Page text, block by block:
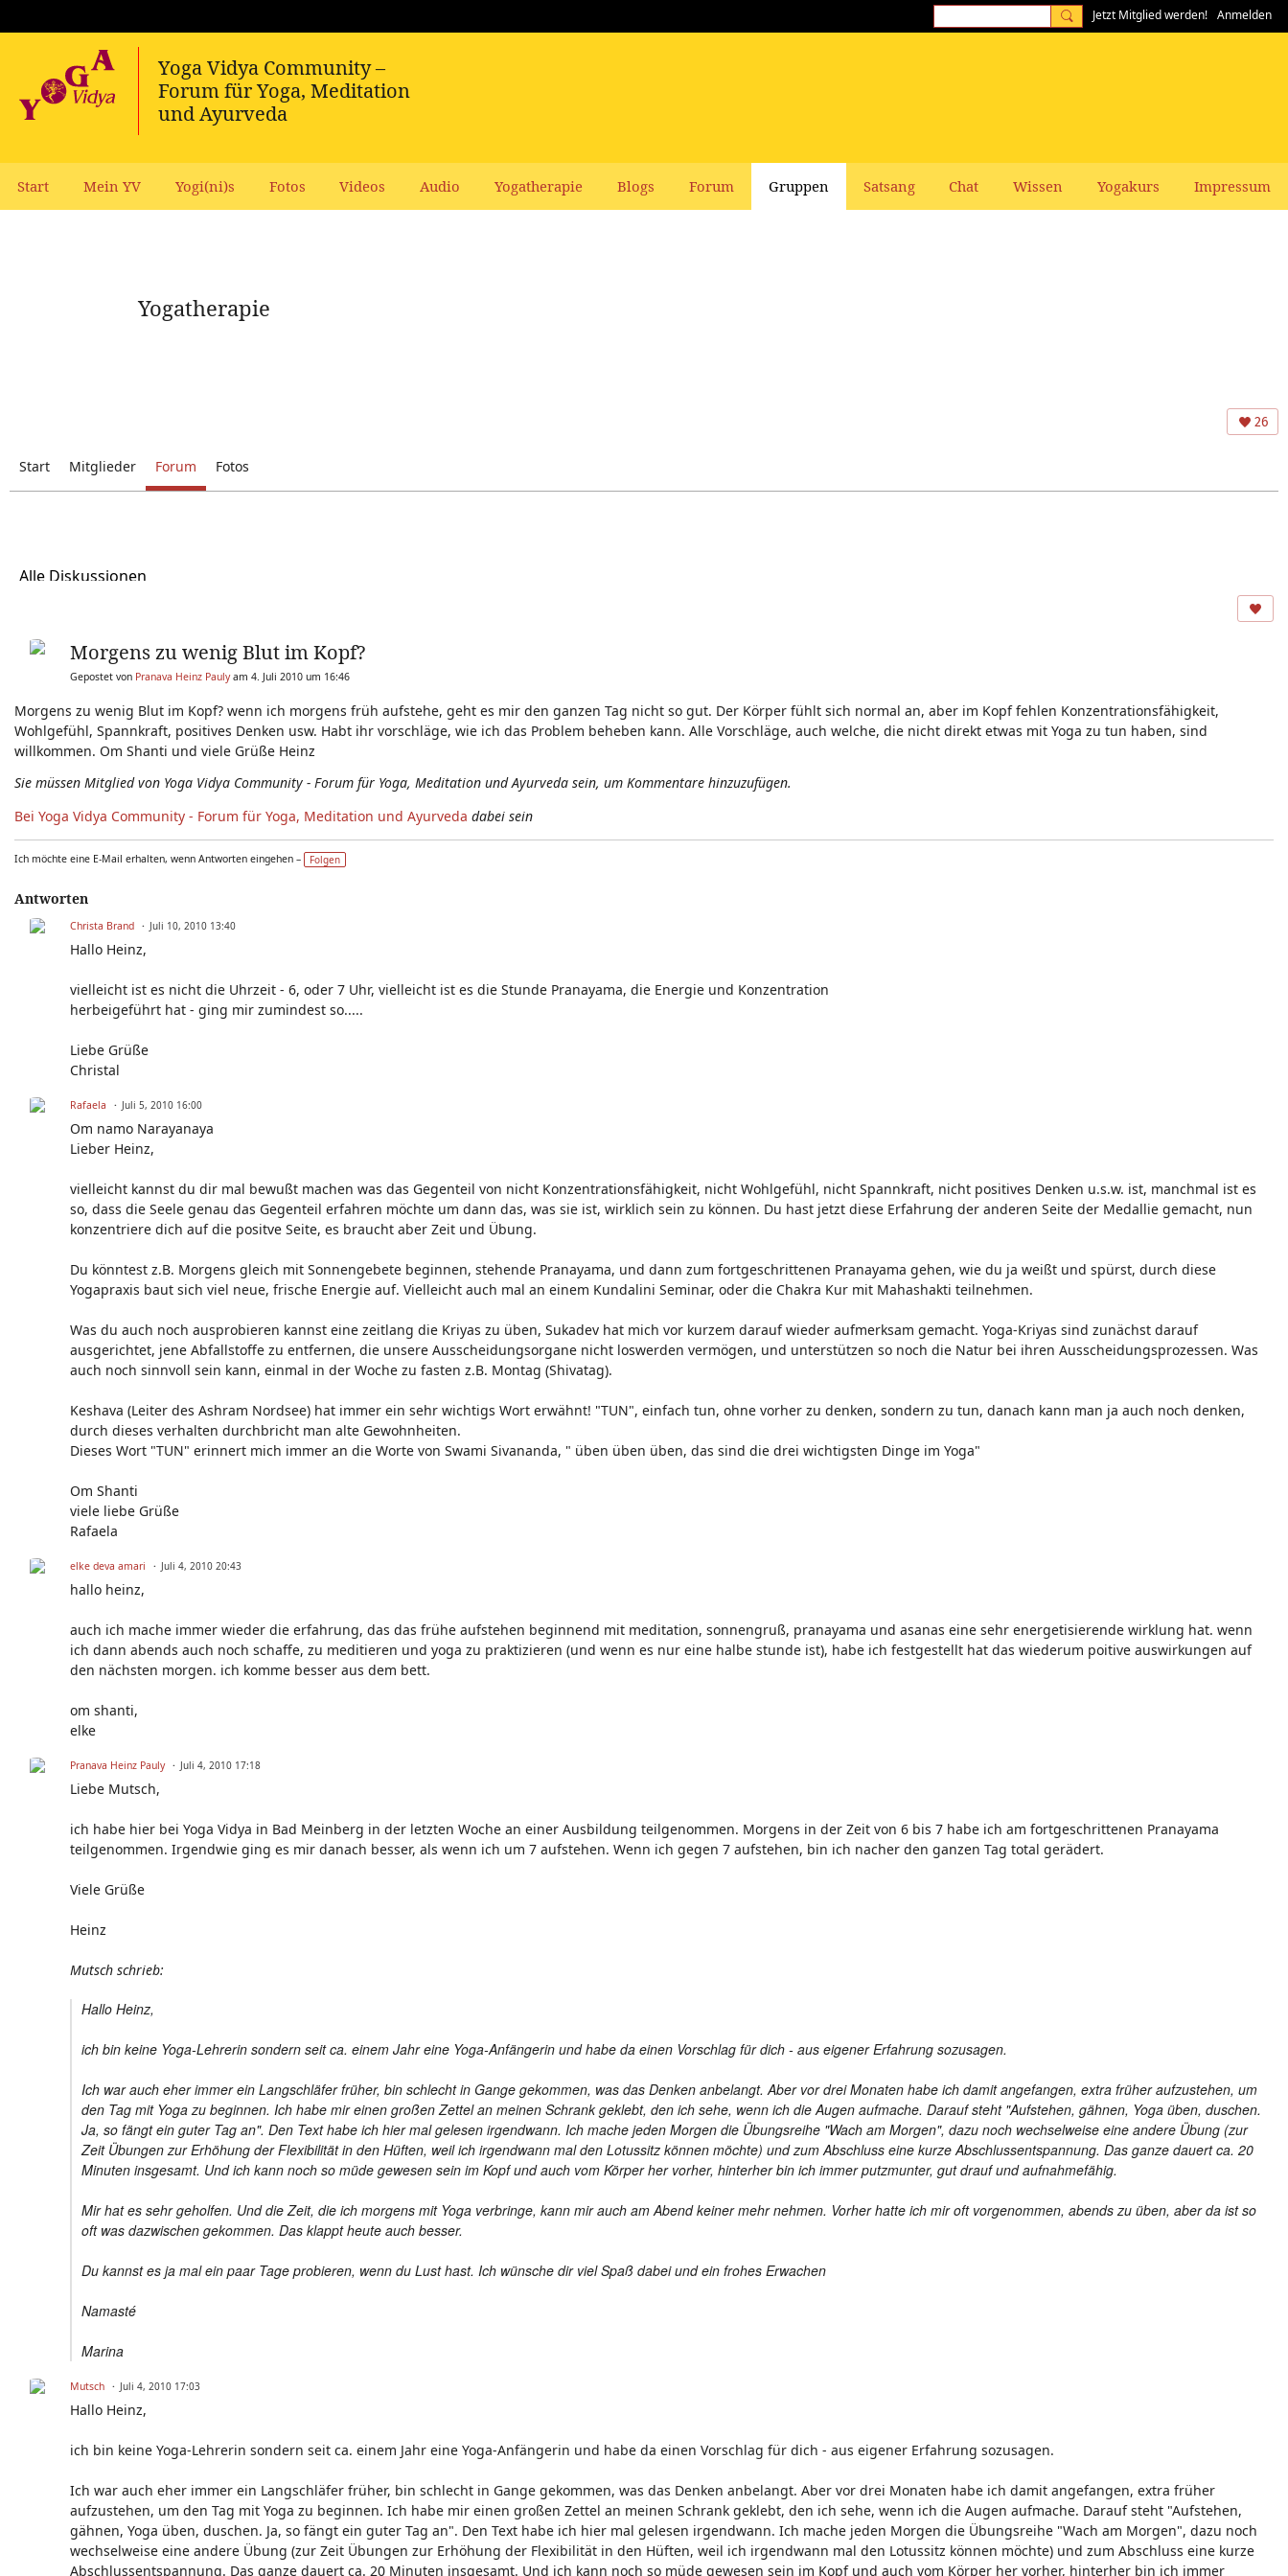
Jetzt Mitglied werden! Anmelden
Start Mein YV Yogi(ni)s Fotos Videos Audio Yogatherapie Blogs Forum Gruppen Satsang Chat Wissen Yogakurs Impressum
Yogatherapie
26
Start Mitglieder Forum Fotos
Alle Diskussionen
Morgens zu wenig Blut im Kopf?
Gepostet von Pranava Heinz Paulyam 4. Juli 2010 um 16:46
Morgens zu wenig Blut im Kopf? wenn ich morgens früh aufstehe, geht es mir den ganzen Tag nicht so gut. Der Körper fühlt sich normal an, aber im Kopf fehlen Konzentrationsfähigkeit,
Wohlgefühl, Spannkraft, positives Denken usw. Habt ihr vorschläge, wie ich das Problem beheben kann. Alle Vorschläge, auch welche, die nicht direkt etwas mit Yoga zu tun haben, sind
willkommen. Om Shanti und viele Grüße Heinz
Sie müssen Mitglied von Yoga Vidya Community - Forum für Yoga, Meditation und Ayurveda sein, um Kommentare hinzuzufügen.
Bei Yoga Vidya Community - Forum für Yoga, Meditation und Ayurveda dabei sein
Ich möchte eine E-Mail erhalten, wenn Antworten eingehen – Folgen
Antworten
Christa Brand Juli 10, 2010 13:40
Hallo Heinz,
vielleicht ist es nicht die Uhrzeit - 6, oder 7 Uhr, vielleicht ist es die Stunde Pranayama, die Energie und Konzentration
herbeigeführt hat - ging mir zumindest so.....
Liebe Grüße
Christal
Rafaela Juli 5, 2010 16:00
Om namo Narayanaya
Lieber Heinz,
vielleicht kannst du dir mal bewußt machen was das Gegenteil von nicht Konzentrationsfähigkeit, nicht Wohlgefühl, nicht Spannkraft, nicht positives Denken u.s.w. ist, manchmal ist es
so, dass die Seele genau das Gegenteil erfahren möchte um dann das, was sie ist, wirklich sein zu können. Du hast jetzt diese Erfahrung der anderen Seite der Medallie gemacht, nun
konzentriere dich auf die positve Seite, es braucht aber Zeit und Übung.
Du könntest z.B. Morgens gleich mit Sonnengebete beginnen, stehende Pranayama, und dann zum fortgeschrittenen Pranayama gehen, wie du ja weißt und spürst, durch diese
Yogapraxis baut sich viel neue, frische Energie auf. Vielleicht auch mal an einem Kundalini Seminar, oder die Chakra Kur mit Mahashakti teilnehmen.
Was du auch noch ausprobieren kannst eine zeitlang die Kriyas zu üben, Sukadev hat mich vor kurzem darauf wieder aufmerksam gemacht. Yoga-Kriyas sind zunächst darauf
ausgerichtet, jene Abfallstoffe zu entfernen, die unsere Ausscheidungsorgane nicht loswerden vermögen, und unterstützen so noch die Natur bei ihren Ausscheidungsprozessen. Was
auch noch sinnvoll sein kann, einmal in der Woche zu fasten z.B. Montag (Shivatag).
Keshava (Leiter des Ashram Nordsee) hat immer ein sehr wichtigs Wort erwähnt! "TUN", einfach tun, ohne vorher zu denken, sondern zu tun, danach kann man ja auch noch denken,
durch dieses verhalten durchbricht man alte Gewohnheiten.
Dieses Wort "TUN" erinnert mich immer an die Worte von Swami Sivananda, " üben üben üben, das sind die drei wichtigsten Dinge im Yoga"
Om Shanti
viele liebe Grüße
Rafaela
elke deva amari Juli 4, 2010 20:43
hallo heinz,
auch ich mache immer wieder die erfahrung, das das frühe aufstehen beginnend mit meditation, sonnengruß, pranayama und asanas eine sehr energetisierende wirklung hat. wenn
ich dann abends auch noch schaffe, zu meditieren und yoga zu praktizieren (und wenn es nur eine halbe stunde ist), habe ich festgestellt hat das wiederum poitive auswirkungen auf
den nächsten morgen. ich komme besser aus dem bett.
om shanti,
elke
Pranava Heinz Pauly Juli 4, 2010 17:18
Liebe Mutsch,
ich habe hier bei Yoga Vidya in Bad Meinberg in der letzten Woche an einer Ausbildung teilgenommen. Morgens in der Zeit von 6 bis 7 habe ich am fortgeschrittenen Pranayama
teilgenommen. Irgendwie ging es mir danach besser, als wenn ich um 7 aufstehen. Wenn ich gegen 7 aufstehen, bin ich nacher den ganzen Tag total gerädert.
Viele Grüße
Heinz
Mutsch schrieb:
Hallo Heinz,
ich bin keine Yoga-Lehrerin sondern seit ca. einem Jahr eine Yoga-Anfängerin und habe da einen Vorschlag für dich - aus eigener Erfahrung sozusagen.
Ich war auch eher immer ein Langschläfer früher, bin schlecht in Gange gekommen, was das Denken anbelangt. Aber vor drei Monaten habe ich damit angefangen, extra früher aufzustehen, um
den Tag mit Yoga zu beginnen. Ich habe mir einen großen Zettel an meinen Schrank geklebt, den ich sehe, wenn ich die Augen aufmache. Darauf steht "Aufstehen, gähnen, Yoga üben, duschen.
Ja, so fängt ein guter Tag an". Den Text habe ich hier mal gelesen irgendwann. Ich mache jeden Morgen die Übungsreihe "Wach am Morgen", dazu noch wechselweise eine andere Übung (zur
Zeit Übungen zur Erhöhung der Flexibilität in den Hüften, weil ich irgendwann mal den Lotussitz können möchte) und zum Abschluss eine kurze Abschlussentspannung. Das ganze dauert ca. 20
Minuten insgesamt. Und ich kann noch so müde gewesen sein im Kopf und auch vom Körper her vorher, hinterher bin ich immer putzmunter, gut drauf und aufnahmefähig.
Mir hat es sehr geholfen. Und die Zeit, die ich morgens mit Yoga verbringe, kann mir auch am Abend keiner mehr nehmen. Vorher hatte ich mir oft vorgenommen, abends zu üben, aber da ist so
oft was dazwischen gekommen. Das klappt heute auch besser.
Du kannst es ja mal ein paar Tage probieren, wenn du Lust hast. Ich wünsche dir viel Spaß dabei und ein frohes Erwachen
Namasté
Marina
Mutsch Juli 4, 2010 17:03
Hallo Heinz,
ich bin keine Yoga-Lehrerin sondern seit ca. einem Jahr eine Yoga-Anfängerin und habe da einen Vorschlag für dich - aus eigener Erfahrung sozusagen.
Ich war auch eher immer ein Langschläfer früher, bin schlecht in Gange gekommen, was das Denken anbelangt. Aber vor drei Monaten habe ich damit angefangen, extra früher
aufzustehen, um den Tag mit Yoga zu beginnen. Ich habe mir einen großen Zettel an meinen Schrank geklebt, den ich sehe, wenn ich die Augen aufmache. Darauf steht "Aufstehen,
gähnen, Yoga üben, duschen. Ja, so fängt ein guter Tag an". Den Text habe ich hier mal gelesen irgendwann. Ich mache jeden Morgen die Übungsreihe "Wach am Morgen", dazu noch
wechselweise eine andere Übung (zur Zeit Übungen zur Erhöhung der Flexibilität in den Hüften, weil ich irgendwann mal den Lotussitz können möchte) und zum Abschluss eine kurze
Abschlussentspannung. Das ganze dauert ca. 20 Minuten insgesamt. Und ich kann noch so müde gewesen sein im Kopf und auch vom Körper her vorher, hinterher bin ich immer